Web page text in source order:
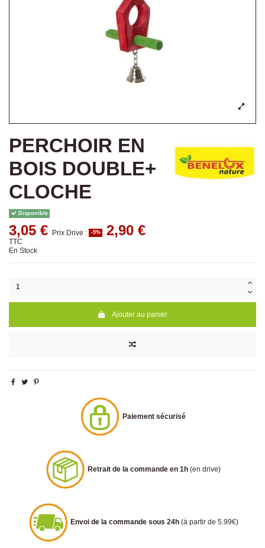
PERCHOIR EN
BOIS DOUBLE+
CLOCHE
Disponible
3,05 € Prix Drive : -5% 2,90 €
TTC
En Stock
Ajouter au panier
Paiement sécurisé
Retrait de la commande en 1h (en drive)
Envoi de la commande sous 24h (à partir de 5.99€)